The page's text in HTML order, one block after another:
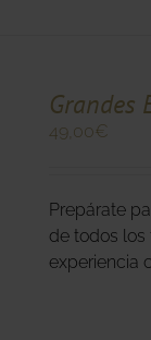
Grandes
49,00€
Prepárate
de todos los
experiencia